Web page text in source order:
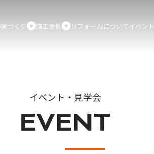
づくり 施工事例 リフォームについてイベント
イベント・見学会
EVENT